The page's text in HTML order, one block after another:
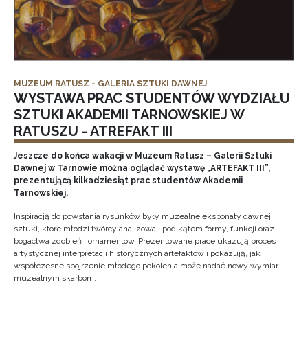
MUZEUM RATUSZ - GALERIA SZTUKI DAWNEJ
WYSTAWA PRAC STUDENTÓW WYDZIAŁU
SZTUKI AKADEMII TARNOWSKIEJ W
RATUSZU - ATREFAKT III
Jeszcze do końca wakacji w Muzeum Ratusz – Galerii Sztuki
Dawnej w Tarnowie można oglądać wystawę „ARTEFAKT III”,
prezentującą kilkadziesiąt prac studentów Akademii
Tarnowskiej.
Inspiracją do powstania rysunków były muzealne eksponaty dawnej
sztuki, które młodzi twórcy analizowali pod kątem formy, funkcji oraz
bogactwa zdobień i ornamentów. Prezentowane prace ukazują proces
artystycznej interpretacji historycznych artefaktów i pokazują, jak
współczesne spojrzenie młodego pokolenia może nadać nowy wymiar
muzealnym skarbom.